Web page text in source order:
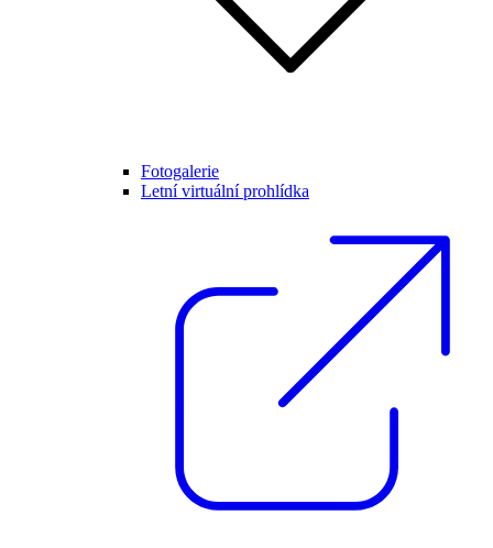
Fotogalerie
Letní virtuální prohlídka